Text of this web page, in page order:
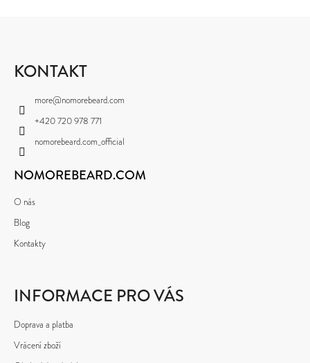
KONTAKT
more@nomorebeard.com
+420 720 978 771
nomorebeard.com_official
NOMOREBEARD.COM
O nás
Blog
Kontakty
INFORMACE PRO VÁS
Doprava a platba
Vrácení zboží